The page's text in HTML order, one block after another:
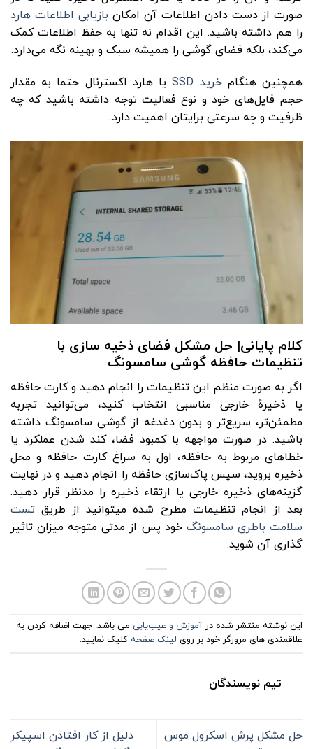
صورت از دست دادن اطلاعات آن امکان بازیابی اطلاعات هارد
را هم داشته باشید. این اقدام نه ‌تنها به حفظ اطلاعات کمک
می‌کند، بلکه فضای گوشی را همیشه سبک و بهینه نگه می‌دارد.
همچنین هنگامخرید SSD
یا هارد اکسترنال حتما به مقدار
حجم فایل‌های خود و نوع فعالیت توجه داشته باشید که چه
ظرفیت و چه سرعتی برایتان اهمیت دارد.
کلام پایانی| حل مشکل فضای ذخیه سازی با
تنظیمات حافظه گوشی سامسونگ
اگر به‌ صورت منظم این تنظیمات را انجام دهید و کارت حافظه
یا ذخیرهٔ خارجی مناسبی انتخاب کنید، می‌توانید تجربه
مطمئن‌تر، سریع‌تر و بدون دغدغه از گوشی سامسونگ داشته
باشید. در صورت مواجهه با کمبود فضا، کند شدن عملکرد یا
خطاهای مربوط به حافظه، اول به سراغ کارت حافظه و محل
ذخیره بروید، سپس پاک‌سازی حافظه را انجام دهید و در نهایت
گزینه‌های ذخیره خارجی یا ارتقاء ذخیره را مدنظر قرار دهید.
بعد از انجام تنظیمات مطرح شده میتوانید از طریق تست
سلامت باطری سامسونگ خود پس از مدتی متوجه میزان تاثیر
گذاری آن شوید.
این نوشته منتشر شده در آموزش و عیب‌یابی می باشد. جهت اضافه کردن به
علاقمندی های مرورگر خود بر روی لینک صفحه کلیک نمایید.
تیم نویسندگان
حل مشکل پرش اسکرول موس
دلیل از کار افتادن اسپیکر